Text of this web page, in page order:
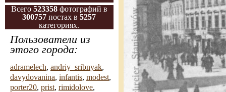
Всего 523358 фотографий в
300757 постах в5257
категориях.
Пользователи из
этого города:
adramelech, andriy_sribnyak,
davydovanina, infantis, modest,
porter20, prist, rimidolove,